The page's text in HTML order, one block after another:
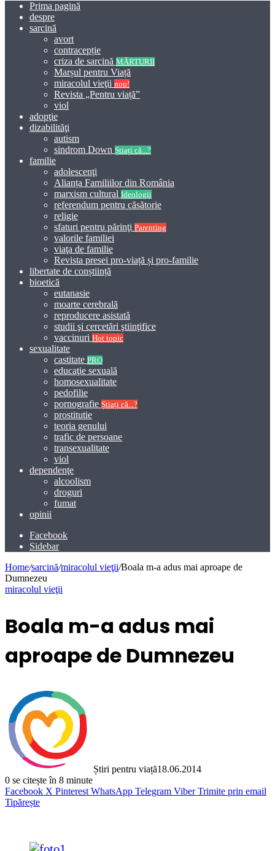
Prima pagină
despre
sarcină
avort
contracepție
criza de sarcină MĂRTURII
Marșul pentru Viață
miracolul vieţii nou!
Revista „Pentru viață”
viol
adopţie
dizabilităţi
autism
sindrom Down Știați că...?
familie
adolescenţi
Alianța Familiilor din România
marxism cultural Ideologii
referendum pentru căsătorie
religie
sfaturi pentru părinţi Parenting
valorile familiei
viaţa de familie
Revista presei pro-viață și pro-familie
libertate de conștiință
bioetică
eutanasie
moarte cerebrală
reproducere asistată
studii şi cercetări ştiinţifice
vaccinuri Hot topic
sexualitate
castitate PRO
educaţie sexuală
homosexualitate
pedofilie
pornografie Știați că...?
prostitutie
teoria genului
trafic de persoane
transexualitate
viol
dependenţe
alcoolism
droguri
fumat
opinii
Facebook
Sidebar
Home/sarcină/miracolul vieţii/Boala m-a adus mai aproape de
Dumnezeu
miracolul vieţii
Boala m-a adus mai
aproape de Dumnezeu
Știri pentru viață18.06.2014
0 se citește în 8 minute
Facebook X Pinterest WhatsApp Telegram Viber Trimite prin email
Tipărește